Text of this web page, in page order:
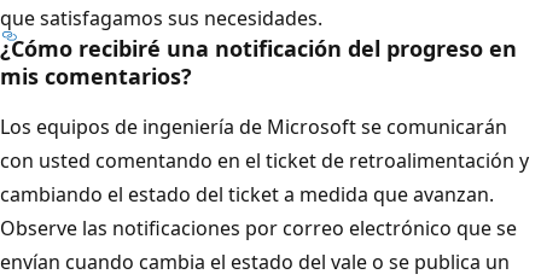
que satisfagamos sus necesidades.
¿Cómo recibiré una notificación del progreso en
mis comentarios?
Los equipos de ingeniería de Microsoft se comunicarán
con usted comentando en el ticket de retroalimentación y
cambiando el estado del ticket a medida que avanzan.
Observe las notificaciones por correo electrónico que se
envían cuando cambia el estado del vale o se publica un